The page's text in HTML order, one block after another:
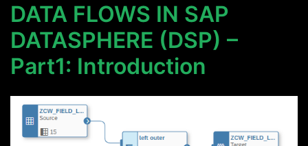
DATA FLOWS IN SAP
DATASPHERE (DSP) –
Part1: Introduction